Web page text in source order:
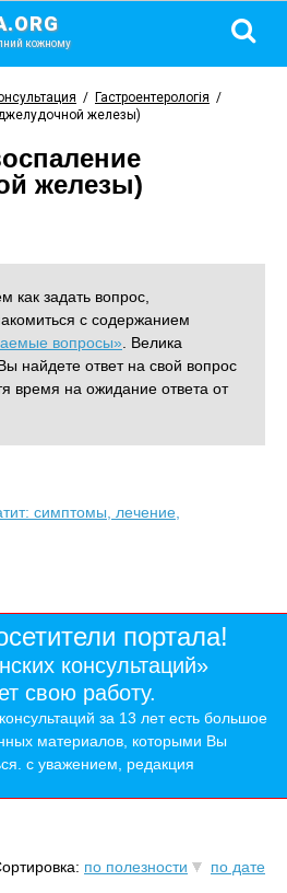
кожному
/ Гастроентерологія /
железы)
железы)
как задать вопрос,
с содержанием
вопросы» . Велика
найдете ответ на свой вопрос
время на ожидание ответа от
симптомы, лечение,
портала!
консультаций»
свою работу.
за 13 лет есть большое
материалов, которыми Вы
с уважением, редакция
по полезности по дате